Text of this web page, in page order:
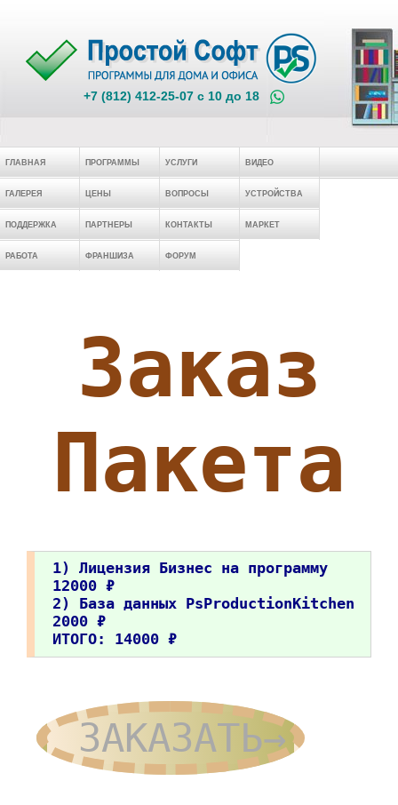
+7 (812) 412-25-07 c 10 до 18
ГЛАВНАЯ ПРОГРАММЫ УСЛУГИ ВИДЕО
ГАЛЕРЕЯ ЦЕНЫ ВОПРОСЫ УСТРОЙСТВА
ПОДДЕРЖКА ПАРТНЕРЫ КОНТАКТЫ МАРКЕТ
РАБОТА ФРАНШИЗА ФОРУМ
Заказ
Пакета
1) Лицензия Бизнес на программу
12000 ₽
2) База данных PsProductionKitchen
2000 ₽
ИТОГО: 14000 ₽
ЗАКАЗАТЬ→